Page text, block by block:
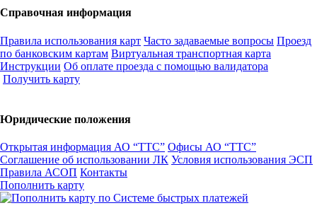
Справочная информация
Правила использования карт Часто задаваемые вопросы Проезд
по банковским картам Виртуальная транспортная карта
Инструкции Об оплате проезда с помощью валидатора
Получить карту
Юридические положения
Открытая информация АО “ТТС” Офисы АО “ТТС”
Соглашение об использовании ЛК Условия использования ЭСП
Правила АСОП Контакты
Пополнить карту